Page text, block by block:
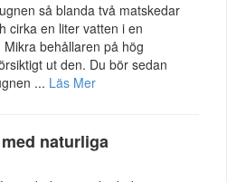
så blanda två matskedar
cirka en liter vatten i en
behållaren på hög
ut den. Du bör sedan
... Läs Mer
naturliga